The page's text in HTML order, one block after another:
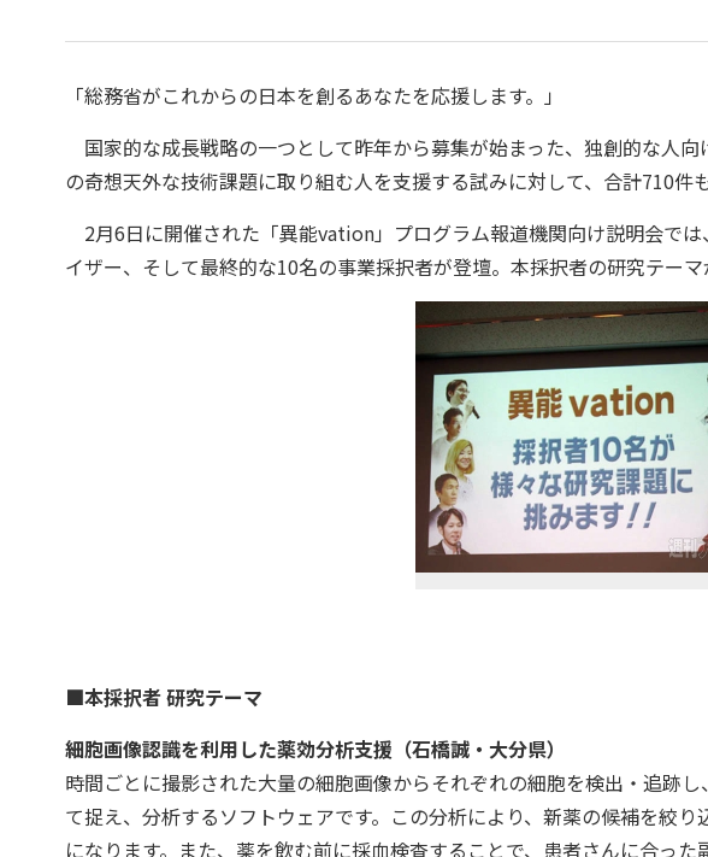
「総務省がこれからの日本を創るあなたを応援します。」
国家的な成長戦略の一つとして昨年から募集が始まった、独創的な人
の奇想天外な技術課題に取り組む人を支援する試みに対して、合計710件
2月6日に開催された「異能vation」プログラム報道機関向け説明会で
イザー、そして最終的な10名の事業採択者が登壇。本採択者の研究テーマ
■本採択者 研究テーマ
細胞画像認識を利用した薬効分析支援（石橋誠・大分県）
時間ごとに撮影された大量の細胞画像からそれぞれの細胞を検出・追跡
て捉え、分析するソフトウェアです。この分析により、新薬の候補を絞
になります。また、薬を飲む前に採血検査することで、患者さんに合っ